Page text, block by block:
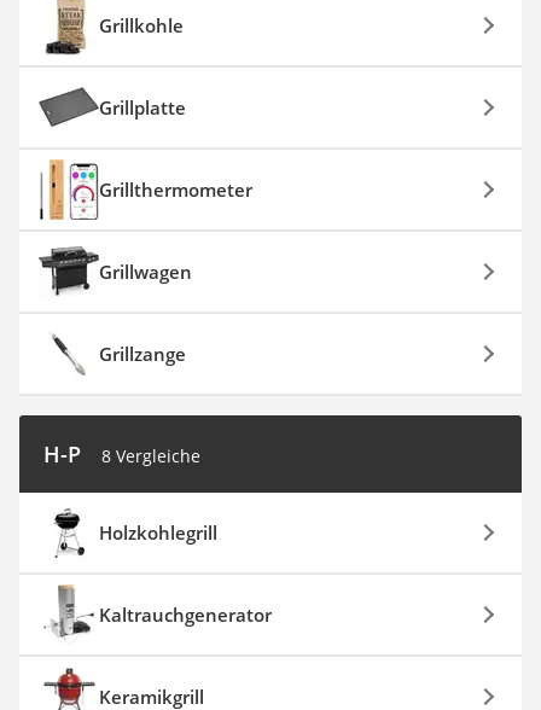
Grillkohle
Grillplatte
Grillthermometer
Grillwagen
Grillzange
H-P 8 Vergleiche
Holzkohlegrill
Kaltrauchgenerator
Keramikgrill